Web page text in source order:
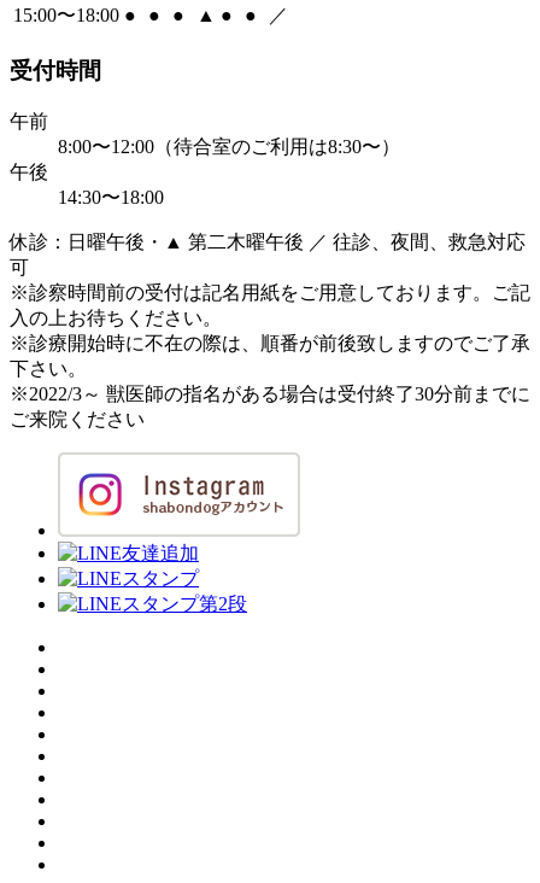
15:00〜18:00 ● ● ● ▲ ● ● ／
受付時間
午前
8:00〜12:00（待合室のご利用は8:30〜）
午後
14:30〜18:00
休診：日曜午後・▲ 第二木曜午後 ／ 往診、夜間、救急対応
可
※診察時間前の受付は記名用紙をご用意しております。ご記
入の上お待ちください。
※診療開始時に不在の際は、順番が前後致しますのでご了承
下さい。
※2022/3～ 獣医師の指名がある場合は受付終了30分前までに
ご来院ください